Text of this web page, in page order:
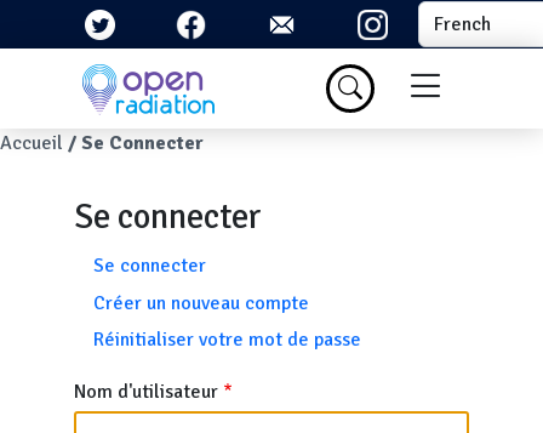
Aller au contenu principal Select your
Menu du
Fil d'Ariane
Accueil Se Connecter
Se connecter
Onglets principaux
Se connecter
Créer un nouveau compte
Réinitialiser votre mot de passe
Nom d'utilisateur